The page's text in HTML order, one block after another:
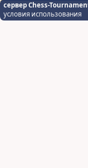
сервер Chess-
условия использования